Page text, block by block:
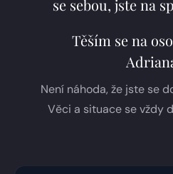
se sebou, jste na
Těším se na
Není náhoda, že jste se
Věci a situace se vždy